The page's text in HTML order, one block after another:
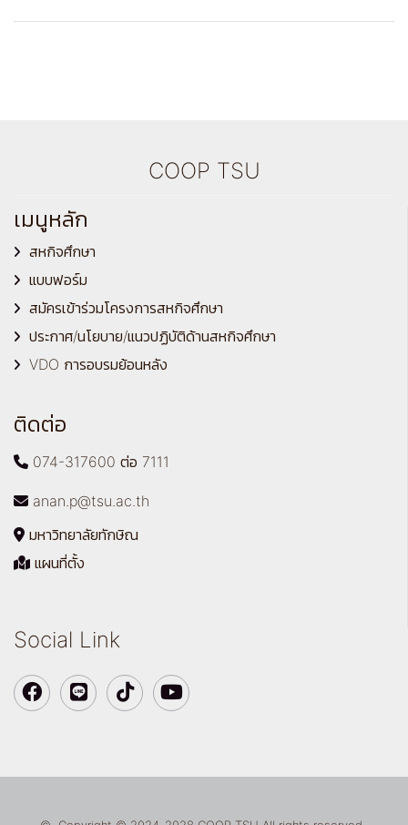
COOP TSU
เมนูหลัก
สหกิจศึกษา
แบบฟอร์ม
สมัครเข้าร่วมโครงการสหกิจศึกษา
ประกาศ/นโยบาย/แนวปฏิบัติด้านสหกิจศึกษา
VDO การอบรมย้อนหลัง
ติดต่อ
074-317600 ต่อ 7111
anan.p@tsu.ac.th
มหาวิทยาลัยทักษิณ
แผนที่ตั้ง
Social Link